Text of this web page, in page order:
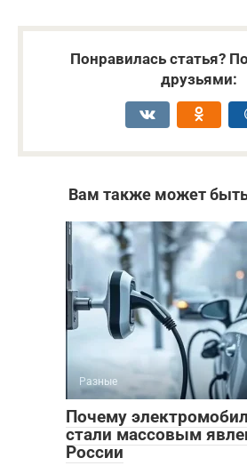
Понравилась статья?
друзьями:
Вам также может быть
Разные
Почему
стали массовым
России